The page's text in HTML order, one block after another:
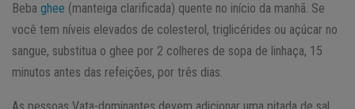
Beba ghee (manteiga clarificada) quente no início da manhã. Se
você tem níveis elevados de colesterol, triglicérides ou açúcar no
sangue, substitua o ghee por 2 colheres de sopa de linhaça, 15
minutos antes das refeições, por três dias.
As pessoas Vata-dominantes devem adicionar uma pitada de sal